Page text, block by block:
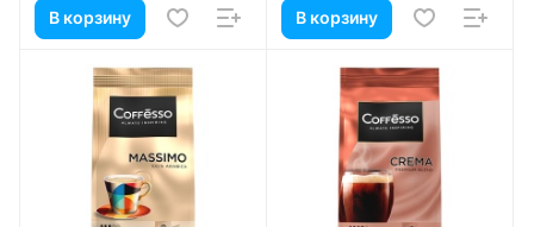
В корзину В корзину